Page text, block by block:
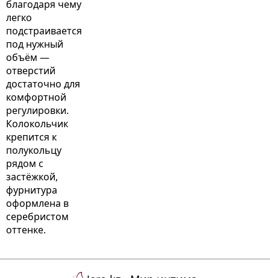
благодаря чему
легко
подстраивается
под нужный
объём —
отверстий
достаточно для
комфортной
регулировки.
Колокольчик
крепится к
полукольцу
рядом с
застёжкой,
фурнитура
оформлена в
серебристом
оттенке.